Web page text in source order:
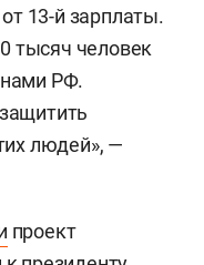
13-й зарплаты.
тысяч человек
РФ.
людей», —
проект